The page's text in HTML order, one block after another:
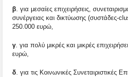
β. για μεσαίες επιχειρήσεις,
συνέργειας και δικτύωσης (συστάδες-
250.000 ευρώ,
γ. για πολύ μικρές και μικρές
ευρώ,
δ. για τις Κοινωνικές Συνεταιριστικές